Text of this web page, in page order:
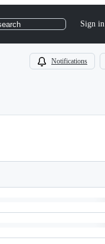
Sign in
Notifications